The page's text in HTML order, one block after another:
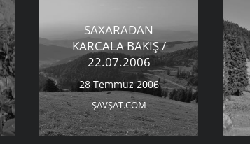
SAXARADAN
KARCALA BAKIŞ /
22.07.2006
28 Temmuz 2006
ŞAVŞAT.COM